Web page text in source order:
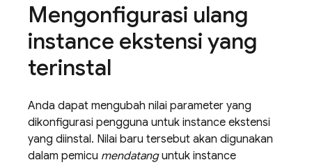
Mengonfigurasi ulang
instance ekstensi yang
terinstal
Anda dapat mengubah nilai parameter yang
dikonfigurasi pengguna untuk instance ekstensi
yang diinstal. Nilai baru tersebut akan digunakan
dalam pemicu mendatanguntuk instance